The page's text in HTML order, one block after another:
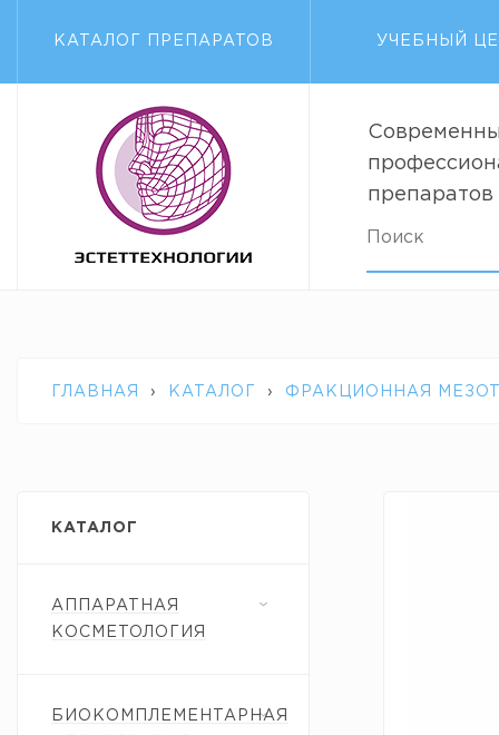
КАТАЛОГ ПРЕПАРАТОВ УЧЕБНЫЙ
препаратов
ГЛАВНАЯ › КАТАЛОГ › ФРАКЦИОННАЯ
КАТАЛОГ
АППАРАТНАЯ
КОСМЕТОЛОГИЯ
БИОКОМПЛЕМЕНТАРНАЯ